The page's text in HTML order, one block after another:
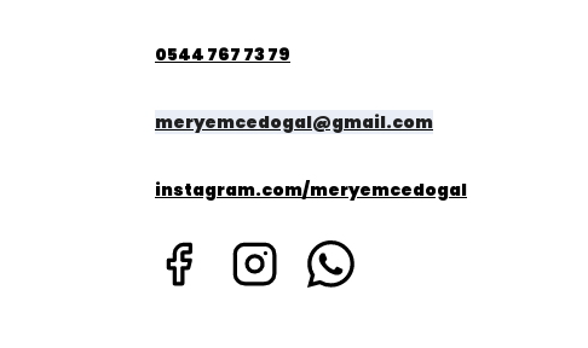
0544 767 73 79
meryemcedogal@gmail.com
instagram.com/meryemcedogal